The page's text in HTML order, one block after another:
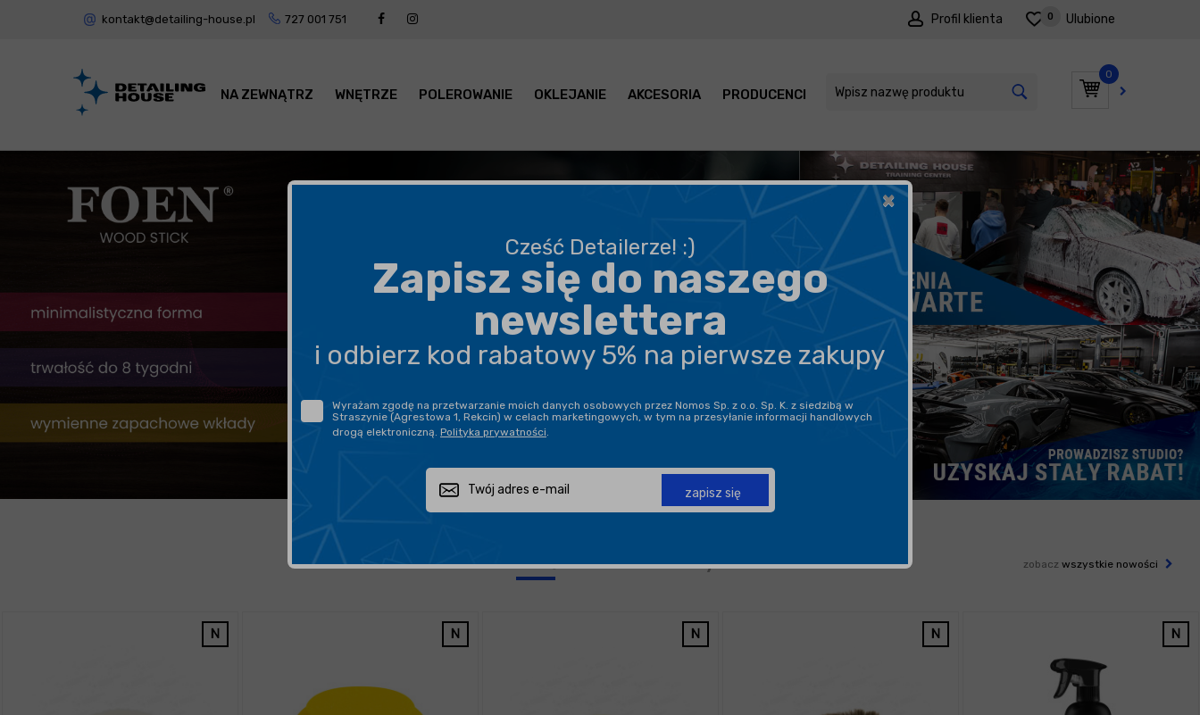
kontakt@detailing-house.pl 727 001 751 Profil klienta Ulubione
0
0
NA ZEWNĄTRZ WNĘTRZE POLEROWANIE OKLEJANIE AKCESORIA PRODUCENCI PROMOCJE
Nowości Bestsellery zobacz wszystkie nowości
×
Cześć Detailerze! :)
Zapisz się do naszego
newslettera
i odbierz kod rabatowy 5% na pierwsze zakupy
Wyrażam zgodę na przetwarzanie moich danych osobowych przez Nomos Sp. z o.o. Sp. K. z siedzibą w
Straszynie (Agrestowa 1, Rekcin) w celach marketingowych, w tym na przesyłanie informacji handlowych
drogą elektroniczną. Polityka prywatności
zapisz się